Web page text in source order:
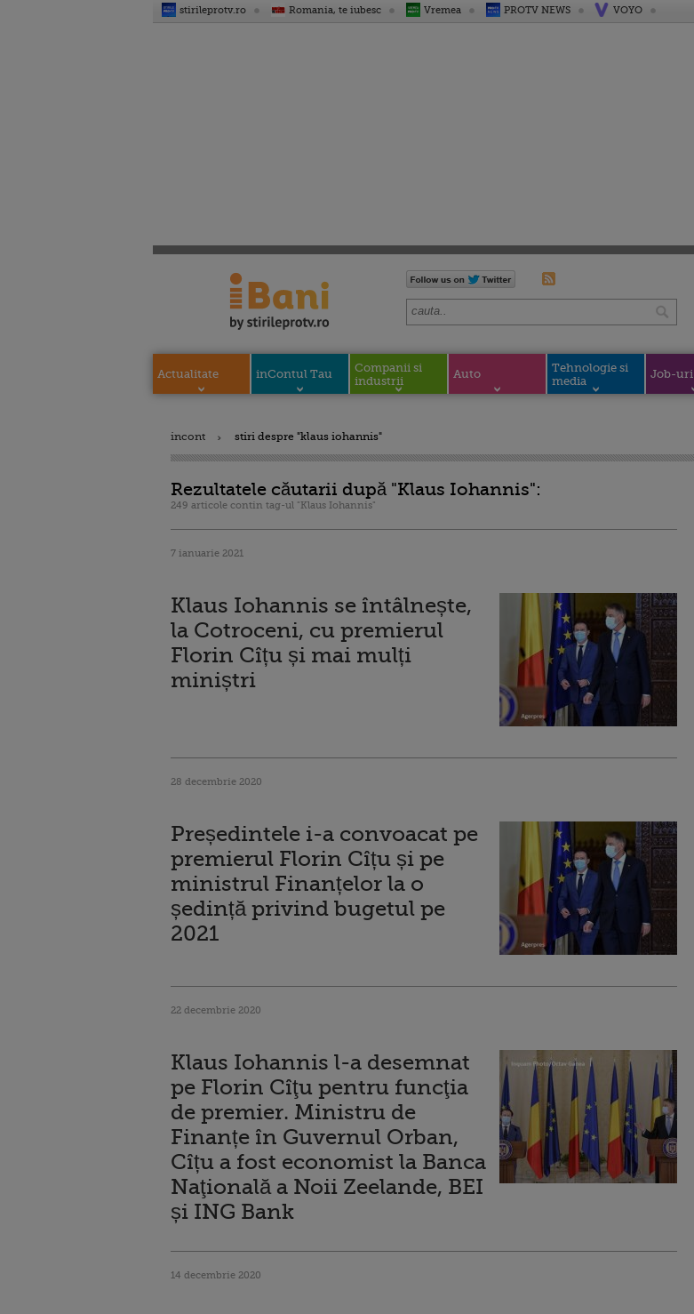
stirileprotv.ro Romania, te iubesc Vremea PROTV NEWS VOYO
Actualitate inContul Tau
Companii si
industrii
Auto
Tehnologie si
media
Job-uri
incont stiri despre "klaus iohannis"
Rezultatele căutarii după "Klaus Iohannis":
249 articole contin tag-ul "Klaus Iohannis"
7 ianuarie 2021
Klaus Iohannis se întâlnește,
la Cotroceni, cu premierul
Florin Cîțu și mai mulți
miniștri
28 decembrie 2020
Președintele i-a convoacat pe
premierul Florin Cîțu și pe
ministrul Finanțelor la o
ședință privind bugetul pe
2021
22 decembrie 2020
Klaus Iohannis l-a desemnat
pe Florin Cîţu pentru funcţia
de premier. Ministru de
Finanțe în Guvernul Orban,
Cîțu a fost economist la Banca
Naţională a Noii Zeelande, BEI
și ING Bank
14 decembrie 2020